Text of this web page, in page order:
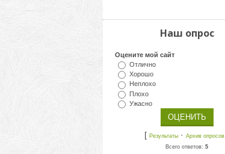
Наш опрос
Оцените мой сайт
Отлично
Хорошо
Неплохо
Плохо
Ужасно
[ Результаты · Архив опросов
Всего ответов: 5